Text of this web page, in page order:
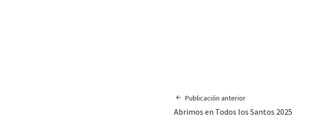
Publicación anterior
Abrimos en Todos los Santos 2025